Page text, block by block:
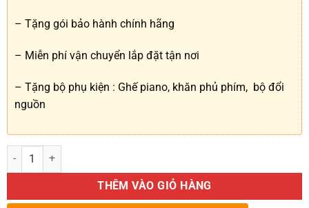
– Tặng gói bảo hành chính hãng
– Miễn phí vận chuyển lắp đặt tận nơi
– Tặng bộ phụ kiện : Ghế piano, khăn phủ phím, bộ đổi
nguồn
Đàn Piano Điện Roland FP 10 Brand New số lượng
THÊM VÀO GIỎ HÀNG